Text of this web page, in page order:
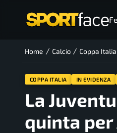
Home / Calcio / Coppa Italia
COPPA ITALIA IN EVIDENZA
La
quinta